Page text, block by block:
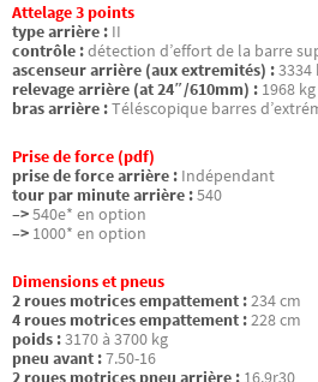
Attelage 3 points
type arrière : II
contrôle :détection d’effort de la barre
ascenseur arrière (aux extremités) :3334
relevage arrière (at 24″/610mm) : 1968 kg
bras arrière :Téléscopique barres
Prise de force (pdf)
prise de force arrière : Indépendant
tour par minute arrière :540
–>540e* en option
–> 1000* en option
Dimensions et pneus
2 roues motrices empattement :234 cm
4 roues motrices empattement :228 cm
poids :3170 à 3700 kg
pneu avant :7.50-16
2 roues motrices pneu arrière : 16.9r30